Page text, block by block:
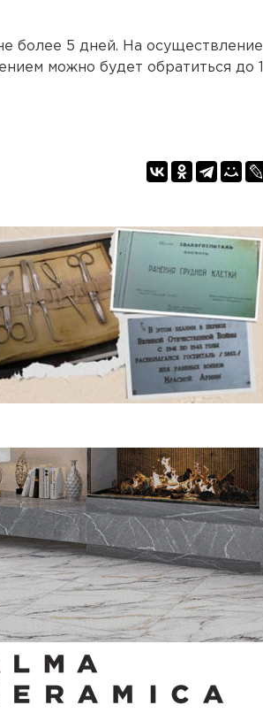
более 5 дней. На осуществление
можно будет обратиться до 1